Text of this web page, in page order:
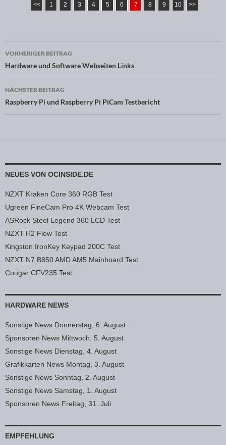
<< 1 2 3 4 5 6 7 8 9 10 >>
Beitragsnavigation
VORHERIGER BEITRAG
Hardware und Software Webseiten Links
NÄCHSTER BEITRAG
Raspberry Pi und Raspberry Pi PiCam Testbericht
NEUES VON OCINSIDE.DE
NZXT Kraken Core 360 RGB Test
Ugreen FineCam Pro 4K Webcam Test
ASRock Steel Legend 360 LCD Test
NZXT H2 Flow Test
Kingston IronKey Keypad 200C Test
NZXT N7 B850 AMD AM5 Mainboard Test
Cougar CFV235 Test
HARDWARE NEWS
Sonstige News Donnerstag, 6. August
Sponsoren News Mittwoch, 5. August
Sonstige News Dienstag, 4. August
Grafikkarten News Montag, 3. August
Sonstige News Sonntag, 2. August
Sonstige News Samstag, 1. August
Sponsoren News Freitag, 31. Juli
EMPFEHLUNG